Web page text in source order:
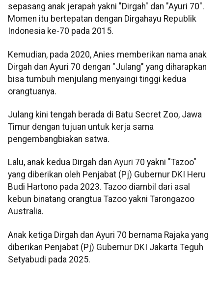
sepasang anak jerapah yakni "Dirgah" dan "Ayuri 70".
Momen itu bertepatan dengan Dirgahayu Republik
Indonesia ke-70 pada 2015.
Kemudian, pada 2020, Anies memberikan nama anak
Dirgah dan Ayuri 70 dengan "Julang" yang diharapkan
bisa tumbuh menjulang menyaingi tinggi kedua
orangtuanya.
Julang kini tengah berada di Batu Secret Zoo, Jawa
Timur dengan tujuan untuk kerja sama
pengembangbiakan satwa.
Lalu, anak kedua Dirgah dan Ayuri 70 yakni "Tazoo"
yang diberikan oleh Penjabat (Pj) Gubernur DKI Heru
Budi Hartono pada 2023. Tazoo diambil dari asal
kebun binatang orangtua Tazoo yakni Tarongazoo
Australia.
Anak ketiga Dirgah dan Ayuri 70 bernama Rajaka yang
diberikan Penjabat (Pj) Gubernur DKI Jakarta Teguh
Setyabudi pada 2025.